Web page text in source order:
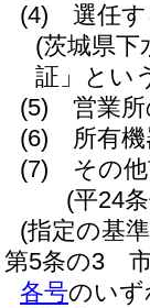
(4)
選任
(茨城県下
証」とい
(5)
営業
(6)
所有
(7)
その
(平24
(指定の基
第5条の3
各号のい